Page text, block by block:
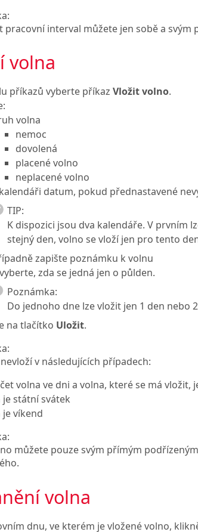
pracovní interval můžete jen sobě a
volna
příkazů vyberte příkaz Vložit volno.
volna
nemoc
dovolená
placené volno
neplacené volno
datum, pokud přednastavené
TIP:
K dispozici jsou dva kalendáře. V prvním
stejný den, volno se vloží jen pro tento
zapište poznámku k volnu
zda se jedná jen o půlden.
Poznámka:
Do jednoho dne lze vložit jen 1 den nebo
na tlačítko Uložit.
v následujících případech:
volna ve dni a volna, které se má vložit,
je státní svátek
je víkend
můžete pouze svým přímým
volna
dnu, ve kterém je vložené volno,